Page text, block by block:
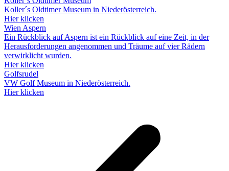
Koller´s Oldtimer Museum in Niederösterreich.
Hier klicken
Wien Aspern
Ein Rückblick auf Aspern ist ein Rückblick auf eine Zeit, in der
Herausforderungen angenommen und Träume auf vier Rädern
verwirklicht wurden.
Hier klicken
Golfsrudel
VW Golf Museum in Niederösterreich.
Hier klicken